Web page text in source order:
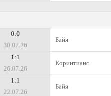
0:0
30.07.26
Байя
1:1
26.07.26
Коринтианс
1:1
22.07.26
Байя